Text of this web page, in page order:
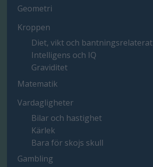
Geometri
Kroppen
Diet, vikt och bantningsrelaterat
Intelligens och IQ
Graviditet
Matematik
Vardagligheter
Bilar och hastighet
Kärlek
Bara för skojs skull
Gambling